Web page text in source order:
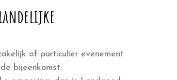
of particulier evenement
bijeenkomst.